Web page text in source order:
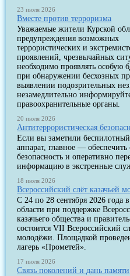
23 июля 2026
Вместе против терроризма
Уважаемые жители Курской
предупреждения возможных
террористических и
проявлений, чрезвычайных
необходимо проявлять особую
при обнаружении бесхозных
выявлении подозрительных
незамедлительно
правоохранительные органы.
20 июля 2026
Антитеррористическая
Если вы заметили беспилотный
аппарат, главное —
безопасность и оперативно
информацию в экстренные
18 июля 2026
Всероссийский слёт казачьей
С 24 по 28 сентября 2026 года
области при поддержке
казачьего общества и
состоится VII Всероссийский
молодёжи. Площадкой
лагерь «Прометей».
17 июля 2026
Связь поколений и дань памяти